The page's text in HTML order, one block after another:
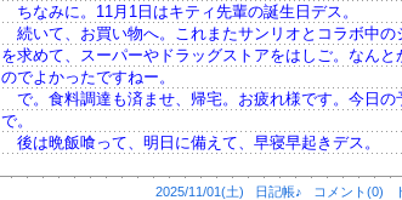
ちなみに。11月1日はキティ先輩の誕生日デス。
続いて、お買い物へ。これまたサンリオとコラボ中の
を求めて、スーパーやドラッグストアをはしご。なんと
のでよかったですねー。
で。食料調達も済ませ、帰宅。お疲れ様です。今日の
で。
後は晩飯喰って、明日に備えて、早寝早起きデス。
2025/11/01(土) 日記帳♪ コメント(0)